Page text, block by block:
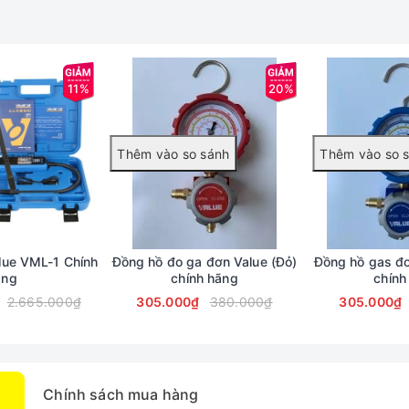
có thể sử dụng chức năng hẹn giờ (theo từng mốc thời gian
bạn có thể làm thêm nhiều công việc khác mà không cần lo
11%
VML-1 Chính
2.665.000₫
20%
Đồng hồ đo ga đơn Value (Đỏ)
chính hãng
305.000₫
380.000₫
Đồng hồ gas
305.000₫
Chính sách mua hàng